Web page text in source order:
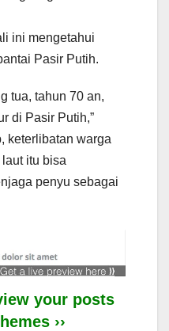
ini mengetahui
Pasir Putih.
tua, tahun 70 an,
di Pasir Putih,”
keterlibatan warga
itu bisa
penyu sebagai
your posts
››